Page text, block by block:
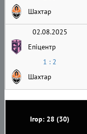
Ігор: 28 (30)
Шахтар
02.08.2025
Епіцентр
1 : 2
Шахтар